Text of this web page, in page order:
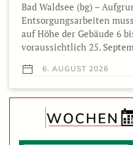
Bad Waldsee (bg) –
Entsorgungsarbeiten
auf Höhe der Gebäude 6
voraussichtlich 25.
6. AUGUST 2026